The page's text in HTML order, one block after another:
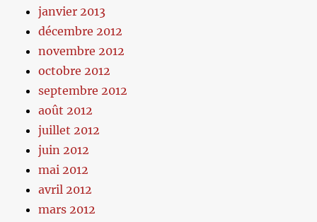
janvier 2013
décembre 2012
novembre 2012
octobre 2012
septembre 2012
août 2012
juillet 2012
juin 2012
mai 2012
avril 2012
mars 2012